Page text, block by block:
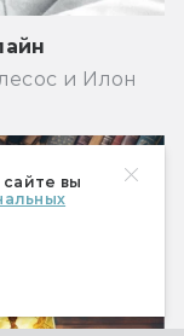
вы
и Илон